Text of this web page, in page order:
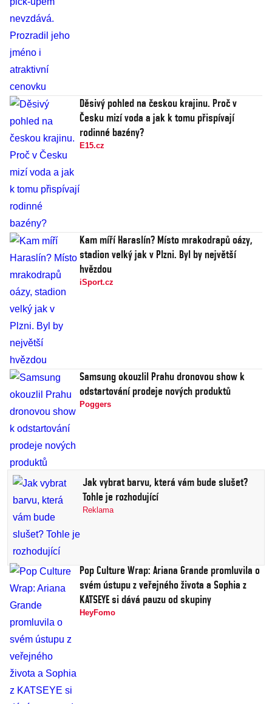
Děsivý pohled na českou krajinu. Proč v
Česku mizí voda a jak k tomu přispívají
rodinné bazény?
E15.cz
Kam míří Haraslín? Místo mrakodrapů oázy,
stadion velký jak v Plzni. Byl by největší
hvězdou
iSport.cz
Samsung okouzlil Prahu dronovou show k
odstartování prodeje nových produktů
Poggers
Jak vybrat barvu, která vám bude slušet?
Tohle je rozhodující
Reklama
Pop Culture Wrap: Ariana Grande promluvila o
svém ústupu z veřejného života a Sophia z
KATSEYE si dává pauzu od skupiny
HeyFomo